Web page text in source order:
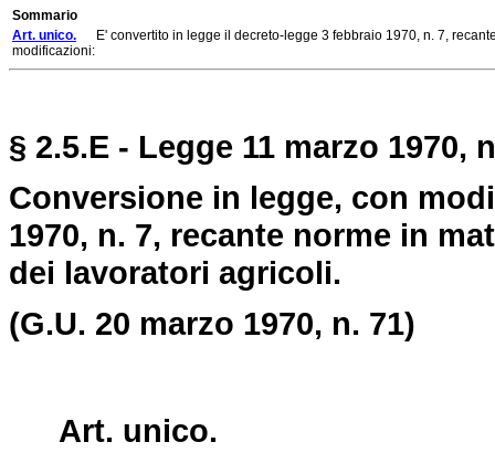
Sommario
Art. unico. E' convertito in legge il decreto-legge 3 febbraio 1970, n. 7,
modificazioni:
§ 2.5.E - Legge 11 marzo 1970,
Conversione in legge, con
1970, n. 7, recante norme in
dei lavoratori agricoli.
(G.U. 20 marzo 1970, n. 71)
Art. unico.